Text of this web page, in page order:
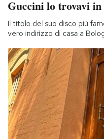
Guccini lo trovavi
Il titolo del suo disco più
vero indirizzo di casa a